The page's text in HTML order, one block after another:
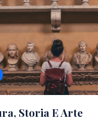
Storia E Arte